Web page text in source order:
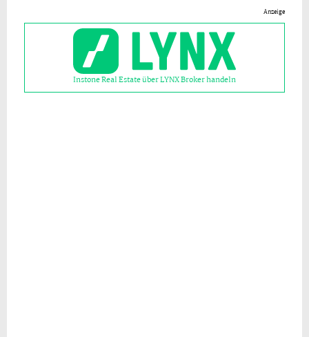
Anzeige
Instone Real Estate über LYNX Broker handeln